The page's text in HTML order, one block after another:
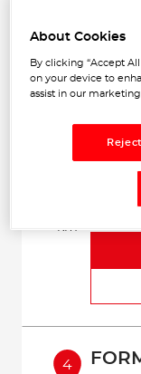
km
km
35
95330
4
About Cookies
By clicking “Accept
on your device to
assist in our marketing